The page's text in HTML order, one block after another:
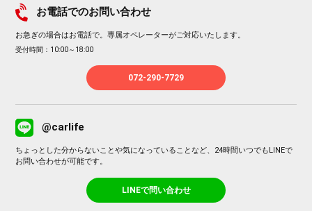
お電話でのお問い合わせ
お急ぎの場合はお電話で。専属オペレーターがご対応いたします。
受付時間：10:00～18:00
072-290-7729
@carlife
ちょっとした分からないことや気になっていることなど、24時間いつでもLINEで
お問い合わせが可能です。
LINEで問い合わせ